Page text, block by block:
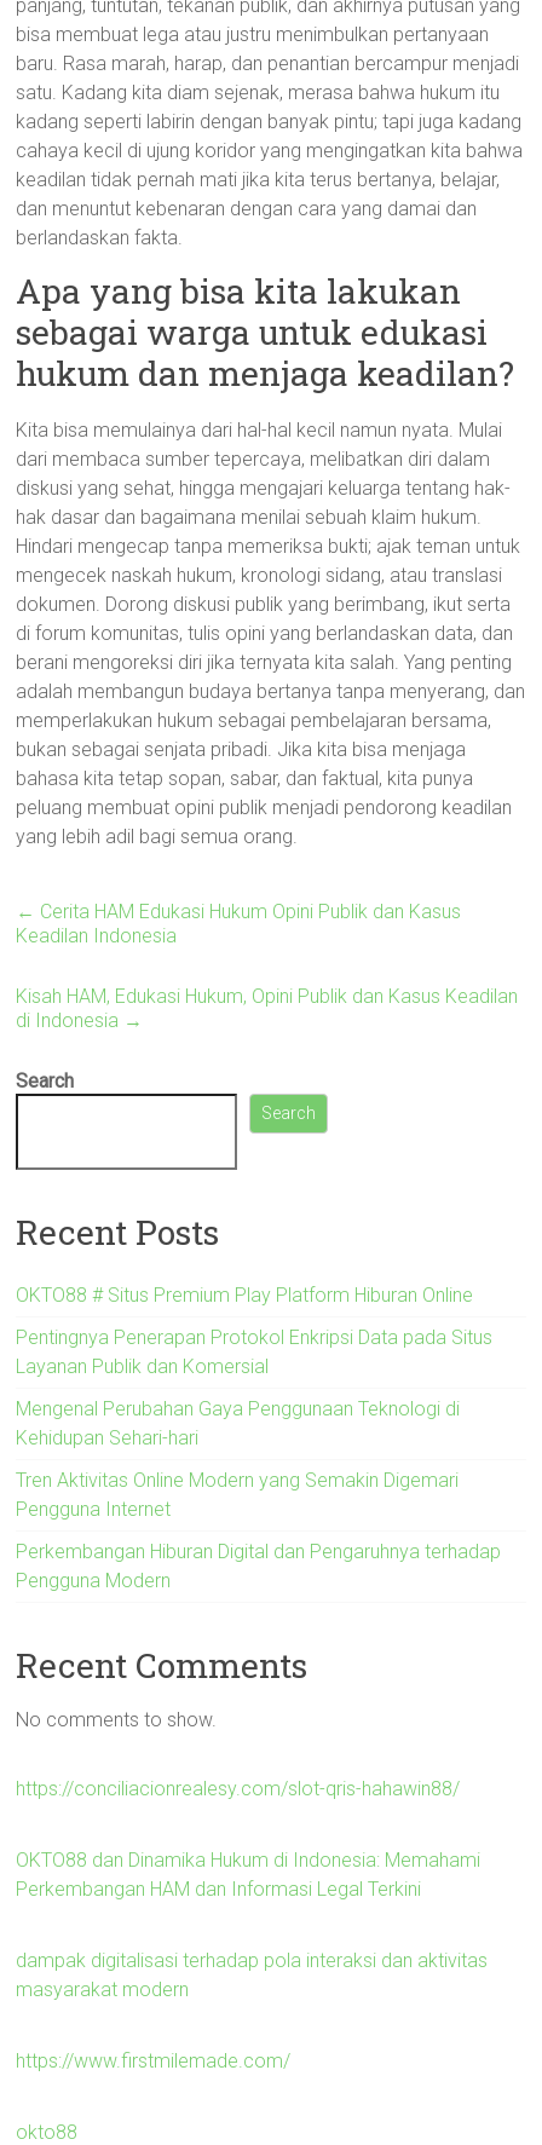
panjang, tuntutan, tekanan publik, dan akhirnya putusan yang
bisa membuat lega atau justru menimbulkan pertanyaan
baru. Rasa marah, harap, dan penantian bercampur menjadi
satu. Kadang kita diam sejenak, merasa bahwa hukum itu
kadang seperti labirin dengan banyak pintu; tapi juga kadang
cahaya kecil di ujung koridor yang mengingatkan kita bahwa
keadilan tidak pernah mati jika kita terus bertanya, belajar,
dan menuntut kebenaran dengan cara yang damai dan
berlandaskan fakta.
Apa yang bisa kita lakukan
sebagai warga untuk edukasi
hukum dan menjaga keadilan?
Kita bisa memulainya dari hal-hal kecil namun nyata. Mulai
dari membaca sumber tepercaya, melibatkan diri dalam
diskusi yang sehat, hingga mengajari keluarga tentang hak-
hak dasar dan bagaimana menilai sebuah klaim hukum.
Hindari mengecap tanpa memeriksa bukti; ajak teman untuk
mengecek naskah hukum, kronologi sidang, atau translasi
dokumen. Dorong diskusi publik yang berimbang, ikut serta
di forum komunitas, tulis opini yang berlandaskan data, dan
berani mengoreksi diri jika ternyata kita salah. Yang penting
adalah membangun budaya bertanya tanpa menyerang, dan
memperlakukan hukum sebagai pembelajaran bersama,
bukan sebagai senjata pribadi. Jika kita bisa menjaga
bahasa kita tetap sopan, sabar, dan faktual, kita punya
peluang membuat opini publik menjadi pendorong keadilan
yang lebih adil bagi semua orang.
← Cerita HAM Edukasi Hukum Opini Publik dan Kasus
Keadilan Indonesia
Kisah HAM, Edukasi Hukum, Opini Publik dan Kasus Keadilan
di Indonesia →
Search
Search
Recent Posts
OKTO88 # Situs Premium Play Platform Hiburan Online
Pentingnya Penerapan Protokol Enkripsi Data pada Situs
Layanan Publik dan Komersial
Mengenal Perubahan Gaya Penggunaan Teknologi di
Kehidupan Sehari-hari
Tren Aktivitas Online Modern yang Semakin Digemari
Pengguna Internet
Perkembangan Hiburan Digital dan Pengaruhnya terhadap
Pengguna Modern
Recent Comments
No comments to show.
https://conciliacionrealesy.com/slot-qris-hahawin88/
OKTO88 dan Dinamika Hukum di Indonesia: Memahami
Perkembangan HAM dan Informasi Legal Terkini
dampak digitalisasi terhadap pola interaksi dan aktivitas
masyarakat modern
https://www.firstmilemade.com/
okto88